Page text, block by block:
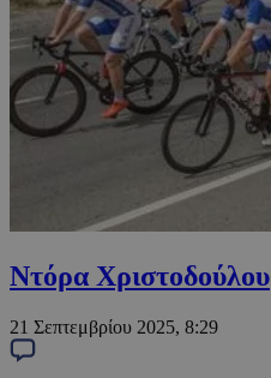
Ντόρα Χριστοδούλου
21 Σεπτεμβρίου 2025, 8:29